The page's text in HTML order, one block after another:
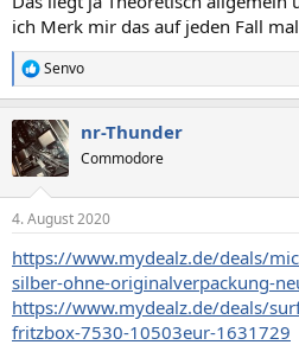
ich Merk mir das auf jeden Fall
R
e
k
t
i
e
:
Senvo
nr-Thunder
Commodore
4. August 2020
https://www.mydealz.de/deals/
silber-ohne-originalverpackung-
https://www.mydealz.de/deals/
fritzbox-7530-10503eur-1631729